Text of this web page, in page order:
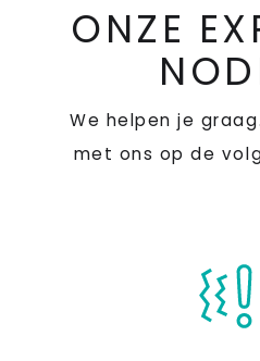
ONZE
We helpen je
met ons op de